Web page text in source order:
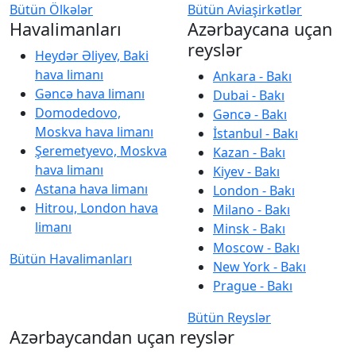
Bütün Ölkələr
Bütün Aviaşirkətlər
Havalimanları
Heydər Əliyev, Baki
hava limanı
Gəncə hava limanı
Domodedovo,
Moskva hava limanı
Şeremetyevo, Moskva
hava limanı
Astana hava limanı
Hitrou, London hava
limanı
Bütün Havalimanları
Azərbaycana uçan
reyslər
Ankara - Bakı
Dubai - Bakı
Gəncə - Bakı
İstanbul - Bakı
Kazan - Bakı
Kiyev - Bakı
London - Bakı
Milano - Bakı
Minsk - Bakı
Moscow - Bakı
New York - Bakı
Prague - Bakı
Bütün Reyslər
Azərbaycandan uçan reyslər